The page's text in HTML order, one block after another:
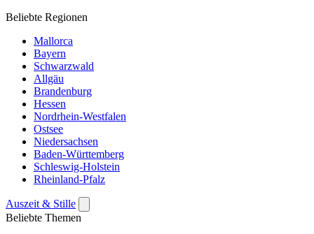
Beliebte Regionen
Mallorca
Bayern
Schwarzwald
Allgäu
Brandenburg
Hessen
Nordrhein-Westfalen
Ostsee
Niedersachsen
Baden-Württemberg
Schleswig-Holstein
Rheinland-Pfalz
Auszeit & Stille
Beliebte Themen